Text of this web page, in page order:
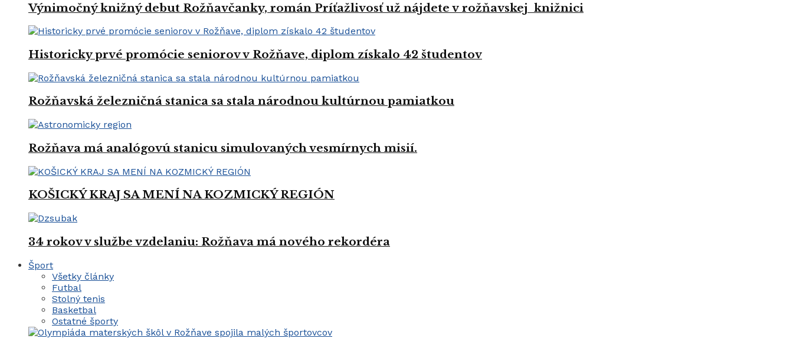
Výnimočný knižný debut Rožňavčanky, román Príťažlivosť už nájdete v rožňavskej knižnici
Historicky prvé promócie seniorov v Rožňave, diplom získalo 42 študentov
Rožňavská železničná stanica sa stala národnou kultúrnou pamiatkou
Rožňava má analógovú stanicu simulovaných vesmírnych misií.
KOŠICKÝ KRAJ SA MENÍ NA KOZMICKÝ REGIÓN
34 rokov v službe vzdelaniu: Rožňava má nového rekordéra
Šport
Všetky články
Futbal
Stolný tenis
Basketbal
Ostatné športy